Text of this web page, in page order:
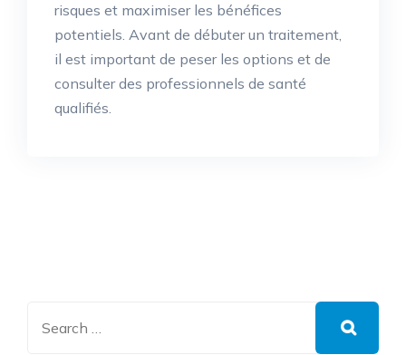
risques et maximiser les bénéfices
potentiels. Avant de débuter un traitement,
il est important de peser les options et de
consulter des professionnels de santé
qualifiés.